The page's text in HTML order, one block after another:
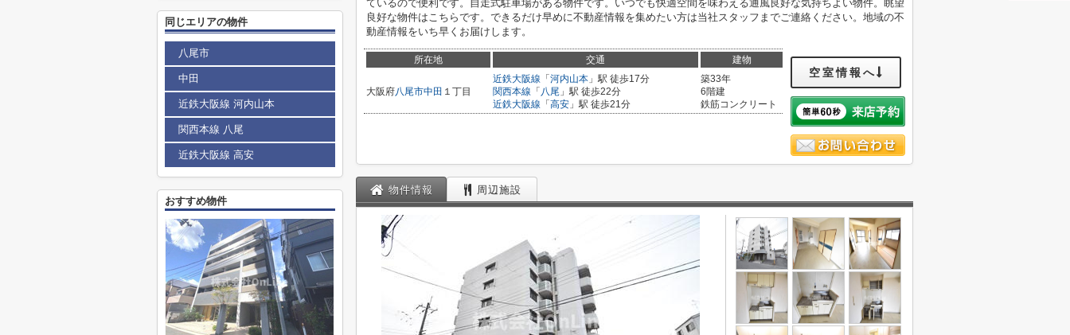
ているので便利です。自走式駐車場がある物件です。いつでも快適空間を味わえる通風良好な気持ちよい物件。眺望
良好な物件はこちらです。できるだけ早めに不動産情報を集めたい方は当社スタッフまでご連絡ください。地域の不
動産情報をいち早くお届けします。
所在地 交通 建物
大阪府八尾市中田 １丁目
近鉄大阪線 「 河内山本 」駅 徒歩17分
関西本線 「 八尾 」駅 徒歩22分
近鉄大阪線 「 高安 」駅 徒歩21分
築33年
6階建
鉄筋コンクリート
空室情報へ
物件情報 周辺施設
同じエリアの物件
八尾市
中田
近鉄大阪線 河内山本
関西本線 八尾
近鉄大阪線 高安
おすすめ物件